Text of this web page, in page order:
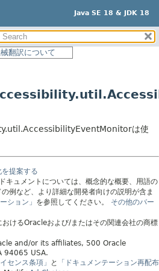
Java SE 18 & JDK 18
翻訳について
は使
提案する
キュメントについては、概念的な概要、用語の
例など、より詳細な開発者向けの説明が含ま
ション」 を参照してください。
その他のバー
けるOracleおよび/またはその関連会社の商標
and/or its affiliates, 500 Oracle
94065 USA.
イセンス条項」 と
「ドキュメンテーション再配布